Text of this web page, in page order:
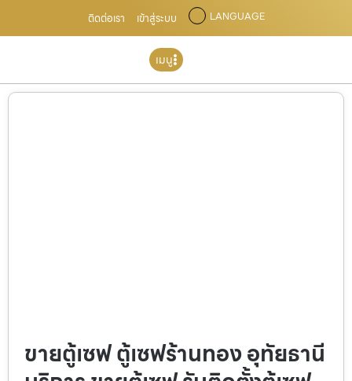
ติดต่อเรา เข้าสู่ระบบ LANGUAGE
เมนู
ขายตู้เซฟ ตู้เซฟร้านทอง อุทัยธานี